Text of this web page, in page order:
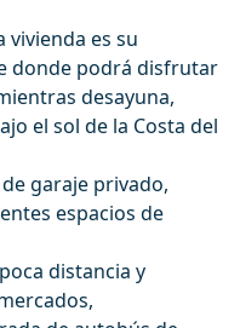
vivienda es su
donde podrá disfrutar
desayuna,
el sol de la Costa del
garaje privado,
espacios de
distancia y